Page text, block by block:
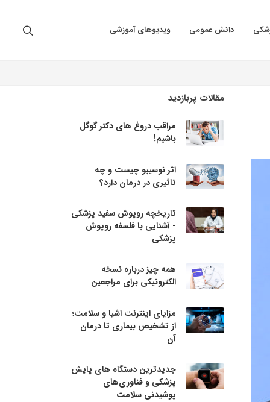
دانش عمومی ویدیوهای آموزشی
مقالات پربازدید
مراقب دروغ های دکتر گوگل
باشیم!
اثر نوسیبو چیست و چه
تاثیری در درمان دارد؟
تاریخچه روپوش سفید پزشکی
- آشنایی با فلسفه روپوش
پزشکی
همه چیز درباره نسخه
الکترونیکی برای مراجعین
مزایای اینترنت اشیا و سلامت؛
از تشخیص بیماری تا درمان
آن
جدیدترین دستگاه های پایش
پزشکی و فناوری‌های
پوشیدنی سلامت